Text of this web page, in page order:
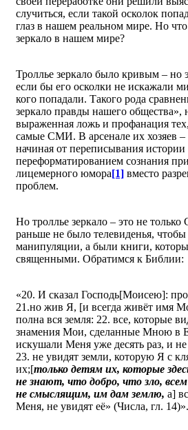
случиться, если такой осколок
глаз в нашем реальном мире. Но что
зеркало в нашем мире?
Троллье зеркало было кривым – но
если бы его осколки не искажали
кого попадали. Такого рода
зеркало правды нашего общества»,
выраженная ложь и профанация
самые СМИ. В арсенале их хозяев
начиная от переписывания истории
переформатированием сознания
лицемерного юмора[1] вместо
проблем.
Но троллье зеркало – это не
раньше не было телевиденья,
манипуляции, а были книги,
священными. Обратимся к Библии:
«20. И сказал Господь[Моисею]:
21.но жив Я, [и всегда живёт имя
полна вся земля: 22. все, которые
знамения Мои, сделанные Мною в
искушали Меня уже десять раз, и
23. не увидят земли, которую Я с
их;[только детям их, которые
не знают, что добро, что зло,
не смыслящим, им дам землю, а]
Меня, не увидят её» (Числа, гл. 14)».